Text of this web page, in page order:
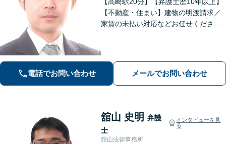
【不動産・住まい】建物の明渡請求／
家賃の未払い対応などお任せくださ
気軽にご相談ください。
電話でお問い合わせ メールでお問い合わせ
舘山 史明 弁護
士
インタビューを見
る
舘山法律事務所